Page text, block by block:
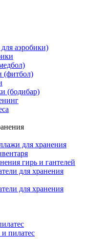
аэробики)
(фитбол)
(бодибар)
для хранения
гирь и гантелей
для хранения
для хранения
пилатес